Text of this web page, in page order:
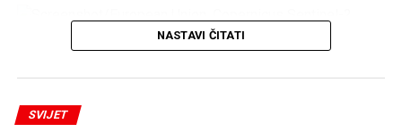
Broj zaposlenih smanjen je sa 126 na 30, a nadzor nad
kancelarije, prema podacima GAO.
Pentagon tvrdi da izvještaji nijesu uklonjeni zbog
Screenshot/European Union, Copernicus Sentinel-2
nuklearne elektrane Pakš,čiji reaktori zavise od rječne
vode za hlađenje.
NASTAVI ČITATI
SVIJET